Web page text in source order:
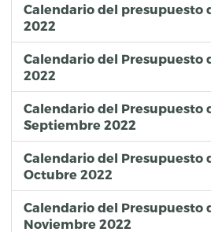
Calendario del presupuesto
2022
Calendario del Presupuesto
2022
Calendario del Presupuesto
Septiembre 2022
Calendario del Presupuesto
Octubre 2022
Calendario del Presupuesto
Noviembre 2022